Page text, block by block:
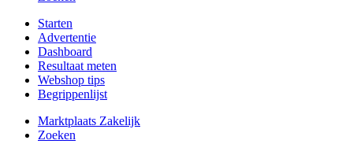
Starten
Advertentie
Dashboard
Resultaat meten
Webshop tips
Begrippenlijst
Marktplaats Zakelijk
Zoeken